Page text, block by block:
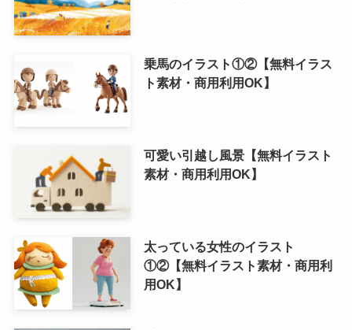
乗馬のイラスト①②【無料イラス
ト素材・商用利用OK】
可愛い引越し風景【無料イラスト
素材・商用利用OK】
太っている女性のイラスト
①②【無料イラスト素材・商用利
用OK】